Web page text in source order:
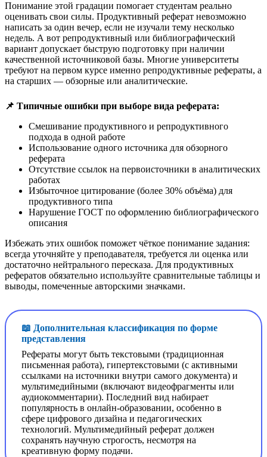
Понимание этой градации помогает студентам реально
оценивать свои силы. Продуктивный реферат невозможно
написать за один вечер, если не изучали тему несколько
недель. А вот репродуктивный или библиографический
вариант допускает быструю подготовку при наличии
качественной источниковой базы. Многие университеты
требуют на первом курсе именно репродуктивные рефераты, а
на старших — обзорные или аналитические.
📌 Типичные ошибки при выборе вида реферата:
Смешивание продуктивного и репродуктивного
подхода в одной работе
Использование одного источника для обзорного
реферата
Отсутствие ссылок на первоисточники в аналитических
работах
Избыточное цитирование (более 30% объёма) для
продуктивного типа
Нарушение ГОСТ по оформлению библиографического
описания
Избежать этих ошибок поможет чёткое понимание задания:
всегда уточняйте у преподавателя, требуется ли оценка или
достаточно нейтрального пересказа. Для продуктивных
рефератов обязательно используйте сравнительные таблицы и
выводы, помеченные авторскими значками.
📖 Дополнительная классификация по форме
представления
Рефераты могут быть текстовыми (традиционная
письменная работа), гипертекстовыми (с активными
ссылками на источники внутри самого документа) и
мультимедийными (включают видеофрагменты или
аудиокомментарии). Последний вид набирает
популярность в онлайн-образовании, особенно в
сфере цифрового дизайна и педагогических
технологий. Мультимедийный реферат должен
сохранять научную строгость, несмотря на
креативную форму подачи.